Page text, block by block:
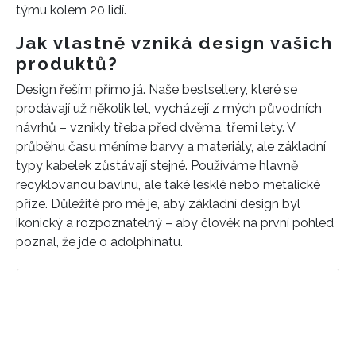
týmu kolem 20 lidí.
Jak vlastně vzniká design vašich
produktů?
Design řeším přímo já. Naše bestsellery, které se
prodávají už několik let, vycházejí z mých původních
návrhů – vznikly třeba před dvěma, třemi lety. V
průběhu času měníme barvy a materiály, ale základní
typy kabelek zůstávají stejné. Používáme hlavně
recyklovanou bavlnu, ale také lesklé nebo metalické
příze. Důležité pro mě je, aby základní design byl
ikonický a rozpoznatelný – aby člověk na první pohled
poznal, že jde o adolphinatu.